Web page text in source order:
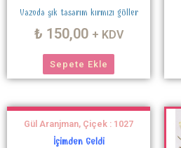
Vazoda şık tasarım kırmızı güller
₺ 150,00 + KDV
Sepete Ekle
Gül Aranjman, Çiçek : 1027
İçimden Geldi